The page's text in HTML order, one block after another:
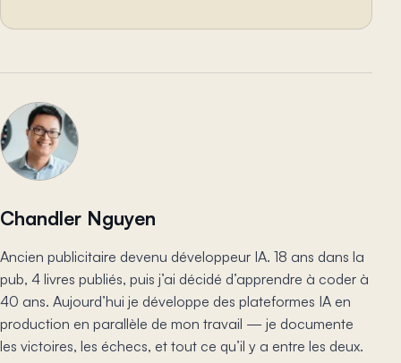
Chandler Nguyen
Ancien publicitaire devenu développeur IA. 18 ans dans la
pub, 4 livres publiés, puis j’ai décidé d’apprendre à coder à
40 ans. Aujourd’hui je développe des plateformes IA en
production en parallèle de mon travail — je documente
les victoires, les échecs, et tout ce qu’il y a entre les deux.